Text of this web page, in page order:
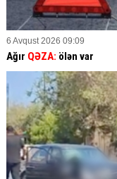
6 Avqust 2026 09:09
Ağır QƏZA: ölən var